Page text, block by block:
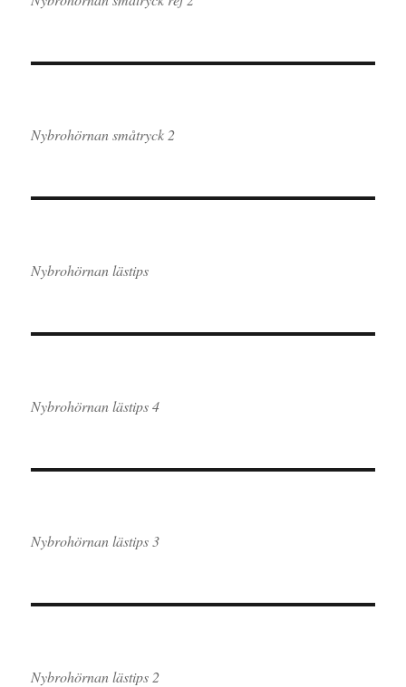
Nybrohörnan småtryck 2
Nybrohörnan lästips
Nybrohörnan lästips 4
Nybrohörnan lästips 3
Nybrohörnan lästips 2